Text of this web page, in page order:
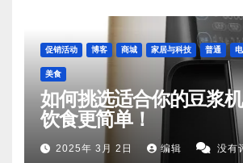
促销活动 博客 商城 家居与科技 普通
美食
如何挑选适合你的豆浆
饮食更简单！
2025年 3月 2日 编辑 没有